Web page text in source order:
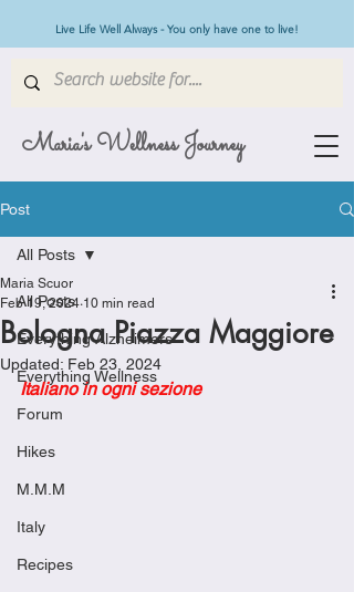
Maria's Wellness Journey
Live Life Well Always - You only have one to live!
Post
All Posts
Everything Alzheimers
Everything Wellness
Forum
Hikes
M.M.M
Italy
Recipes
All Posts
Bologna Piazza Maggiore
Maria Scuor
Feb 19, 2024 10 min read
Updated: Feb 23, 2024
Italiano in ogni sezione